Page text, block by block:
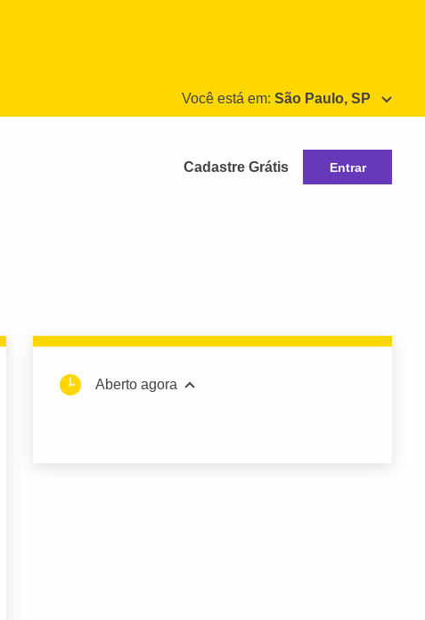
Você está em: São Paulo, SP
Cadastre Grátis Entrar
Aberto agora